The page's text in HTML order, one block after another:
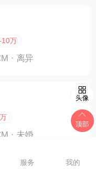
10万
· 离异
· 未婚
头像
顶部
服务 我的